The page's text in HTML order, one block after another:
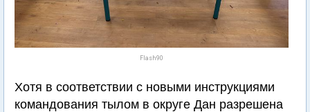
Flash90
Хотя в соответствии с новыми инструкциями
командования тылом в округе Дан разрешена